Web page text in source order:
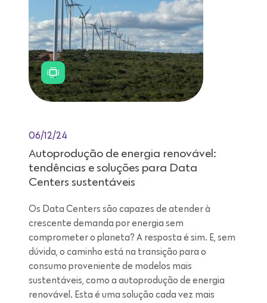
06/12/24
Autoprodução de energia renovável:
tendências e soluções para Data
Centers sustentáveis
Os Data Centers são capazes de atender à
crescente demanda por energia sem
comprometer o planeta? A resposta é sim. E, sem
dúvida, o caminho está na transição para o
consumo proveniente de modelos mais
sustentáveis, como a autoprodução de energia
renovável. Esta é uma solução cada vez mais